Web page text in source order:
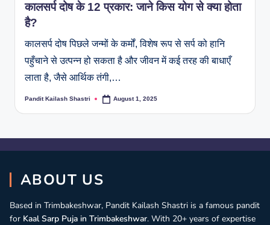
कालसर्प दोष के 12 प्रकार: जाने किस योग से क्या होता
है?
कालसर्प दोष पिछले जन्मों के कर्मों, विशेष रूप से सर्प को हानि
पहुँचाने से उत्पन्न हो सकता है और जीवन में कई तरह की बाधाएँ
लाता है, जैसे आर्थिक तंगी,…
Pandit Kailash Shastri August 1, 2025
ABOUT US
Based in Trimbakeshwar, Pandit Kailash Shastri is a famous pandit
for Kaal Sarp Puja in Trimbakeshwar. With 20+ years of expertise